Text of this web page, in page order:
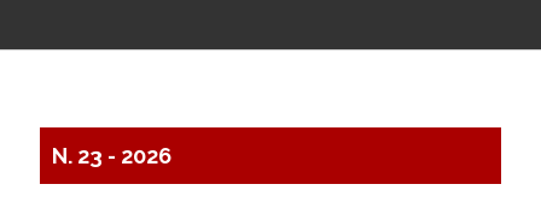
N. 23 - 2026